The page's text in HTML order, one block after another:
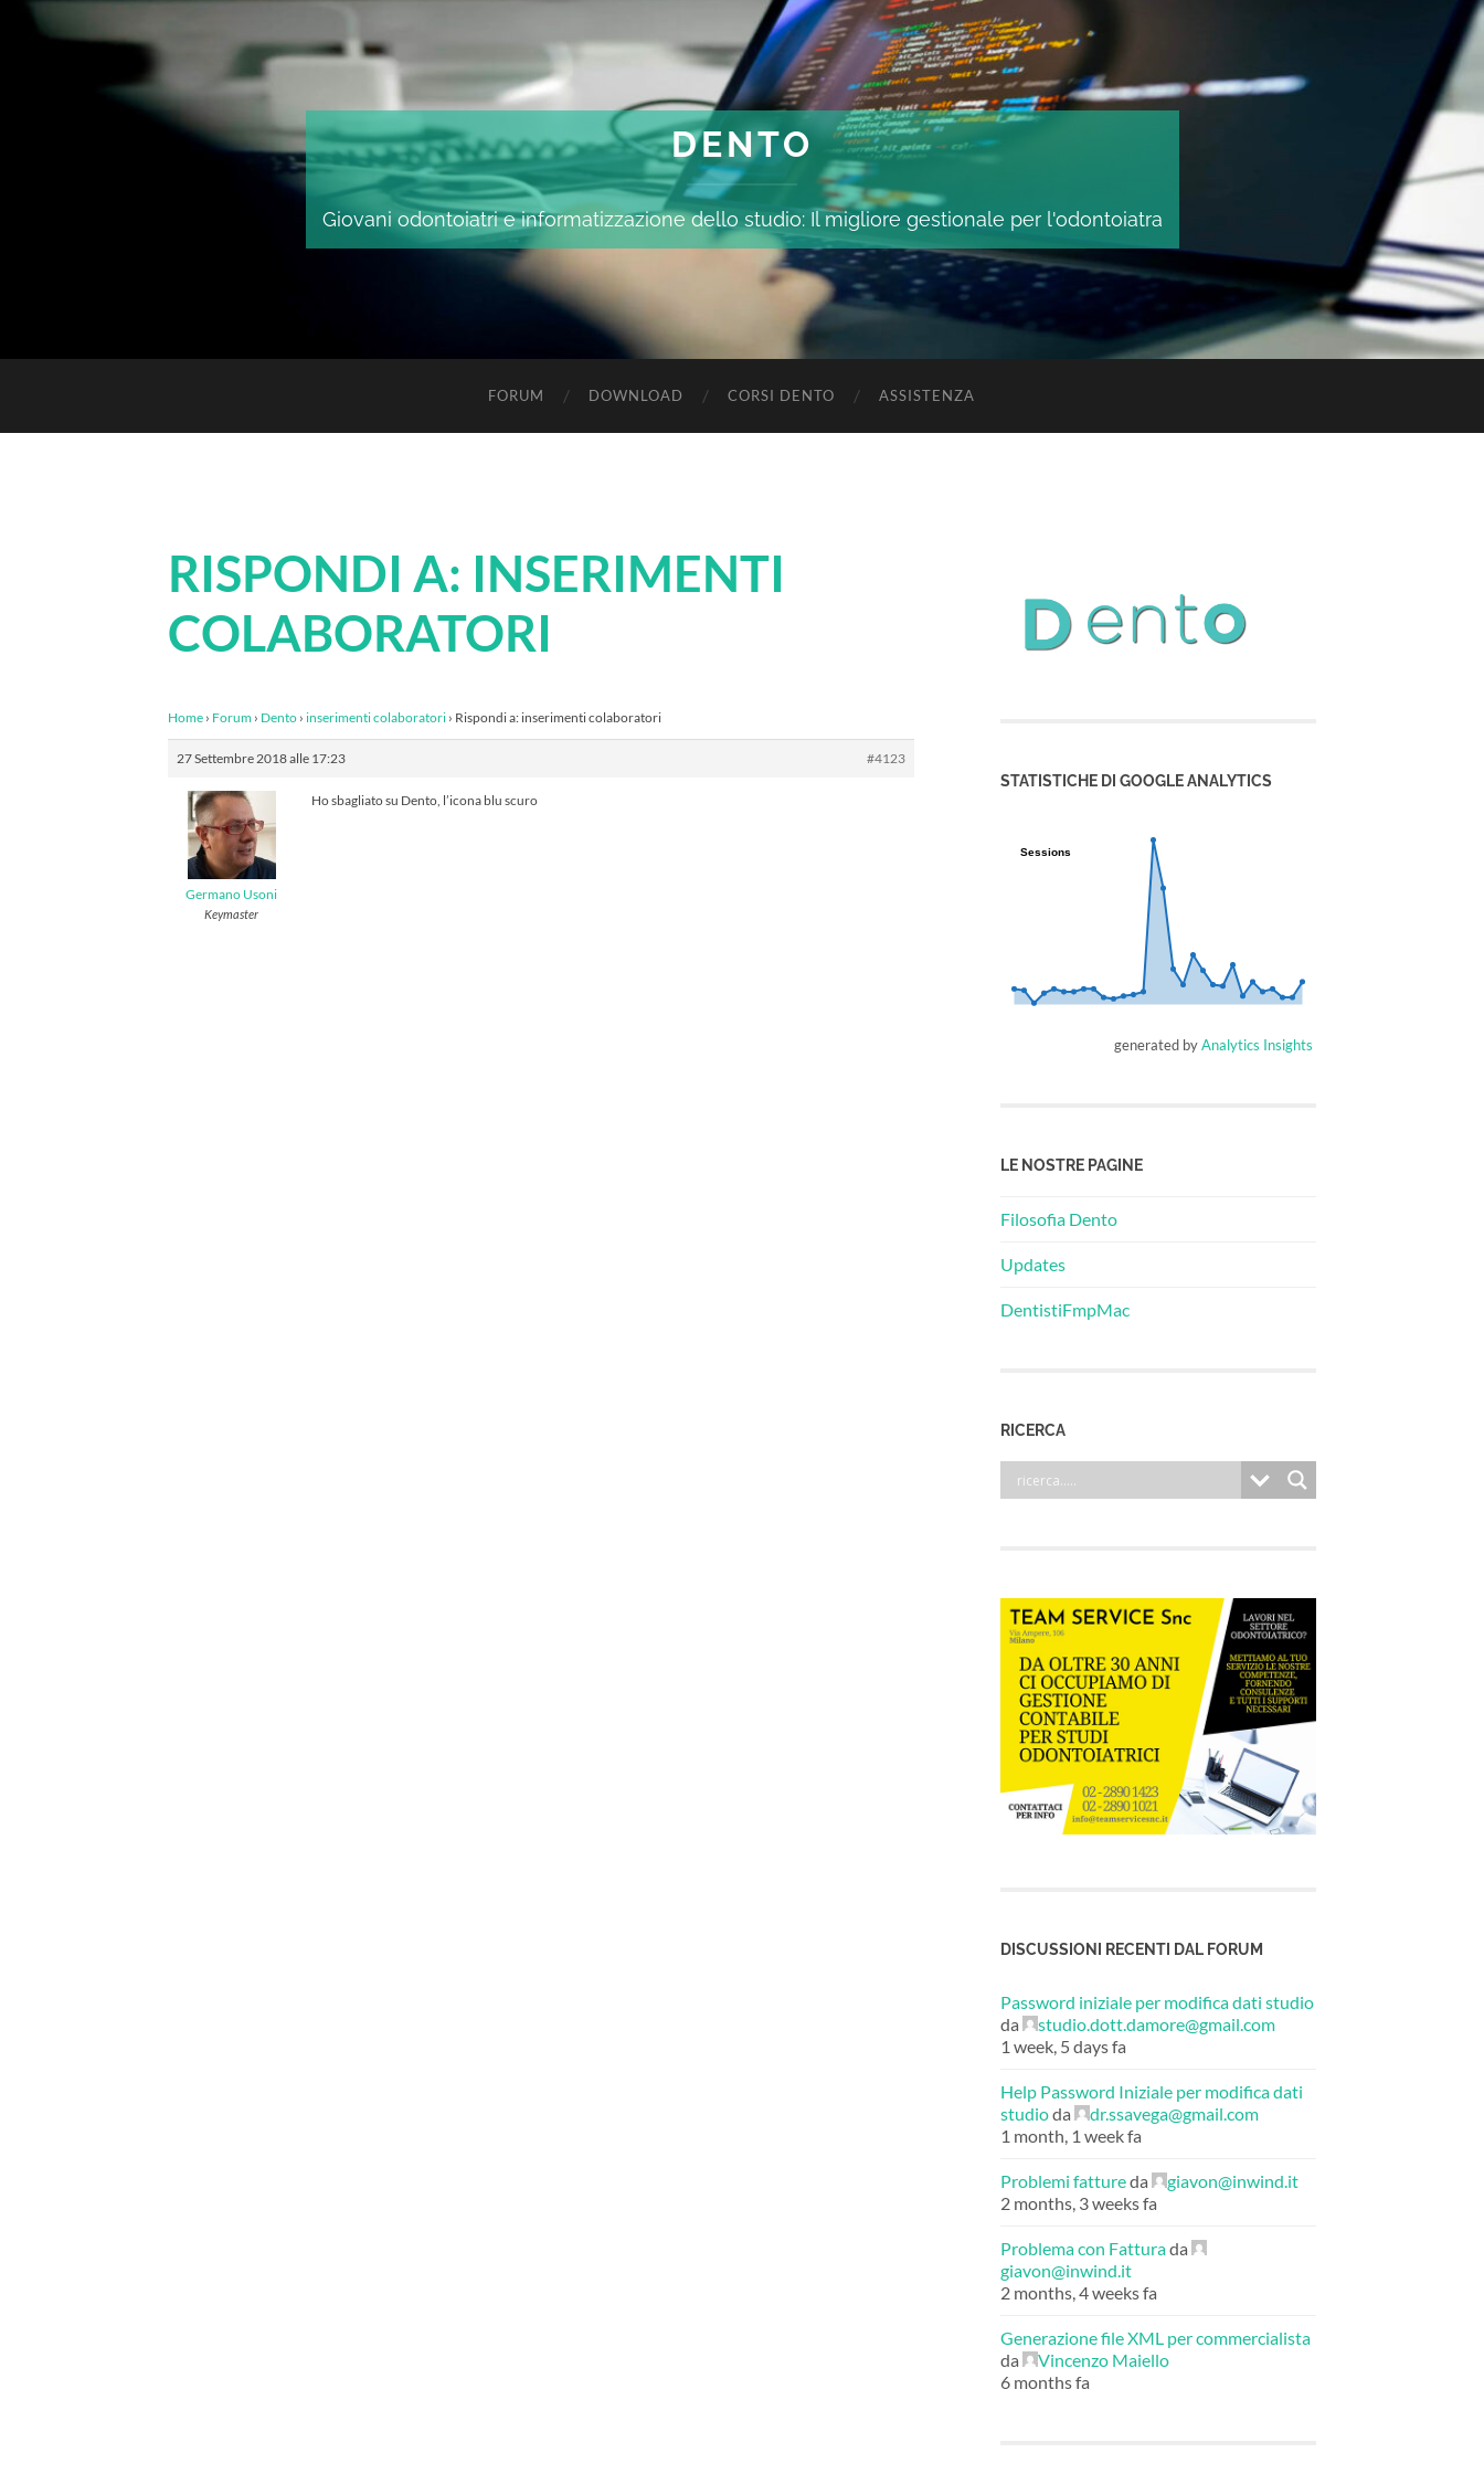
DENTO
Giovani odontoiatri e informatizzazione dello studio: Il migliore gestionale per l'odontoiatra
FORUM DOWNLOAD CORSI DENTO ASSISTENZA
RISPONDI A: INSERIMENTI
COLABORATORI
Home › Forum › Dento › inserimenti colaboratori › Rispondi a: inserimenti colaboratori
27 Settembre 2018 alle 17:23 #4123
Germano Usoni
Keymaster
Ho sbagliato su Dento, l’icona blu scuro
STATISTICHE DI GOOGLE ANALYTICS
Sessions
Sessions
generated byAnalytics Insights
LE NOSTRE PAGINE
Filosofia Dento
Updates
DentistiFmpMac
RICERCA
DISCUSSIONI RECENTI DAL FORUM
Password iniziale per modifica dati studio
da
studio.dott.damore@gmail.com
1 week, 5 days fa
Help Password Iniziale per modifica dati
studioda
dr.ssavega@gmail.com
1 month, 1 week fa
Problemi fattureda
giavon@inwind.it
2 months, 3 weeks fa
Problema con Fatturada
giavon@inwind.it
2 months, 4 weeks fa
Generazione file XML per commercialista
da
Vincenzo Maiello
6 months fa